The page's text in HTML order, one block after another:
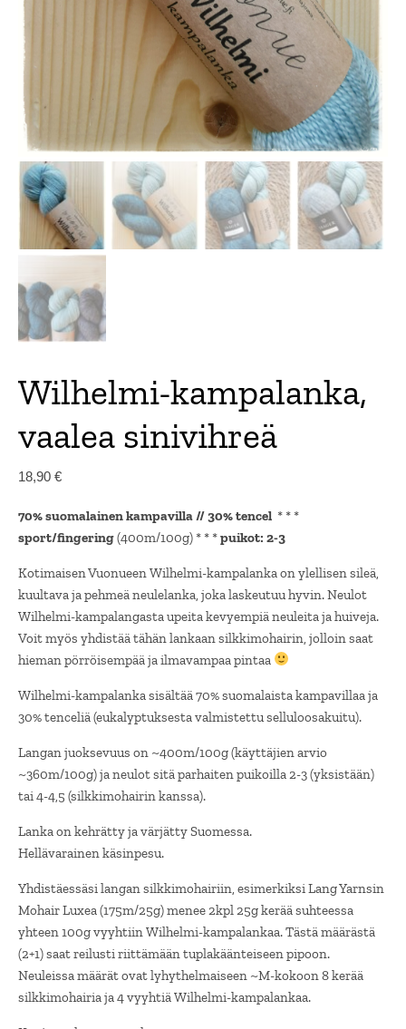
Wilhelmi-kampalanka,
vaalea sinivihreä
18,90 €
70% suomalainen kampavilla // 30% tencel * * *
sport/fingering(400m/100g) * * *puikot: 2-3
Kotimaisen Vuonueen Wilhelmi-kampalanka on ylellisen sileä,
kuultava ja pehmeä neulelanka, joka laskeutuu hyvin. Neulot
Wilhelmi-kampalangasta upeita kevyempiä neuleita ja huiveja.
Voit myös yhdistää tähän lankaan silkkimohairin, jolloin saat
hieman pörröisempää ja ilmavampaa pintaa
Wilhelmi-kampalanka sisältää 70% suomalaista kampavillaa ja
30% tenceliä (eukalyptuksesta valmistettu selluloosakuitu).
Langan juoksevuus on ~400m/100g (käyttäjien arvio
~360m/100g) ja neulot sitä parhaiten puikoilla 2-3 (yksistään)
tai 4-4,5 (silkkimohairin kanssa).
Lanka on kehrätty ja värjätty Suomessa.
Hellävarainen käsinpesu.
Yhdistäessäsi langan silkkimohairiin, esimerkiksi Lang Yarnsin
Mohair Luxea (175m/25g) menee 2kpl 25g kerää suhteessa
yhteen 100g vyyhtiin Wilhelmi-kampalankaa. Tästä määrästä
(2+1) saat reilusti riittämään tuplakäänteiseen pipoon.
Neuleissa määrät ovat lyhythelmaiseen ~M-kokoon 8 kerää
silkkimohairia ja 4 vyyhtiä Wilhelmi-kampalankaa.